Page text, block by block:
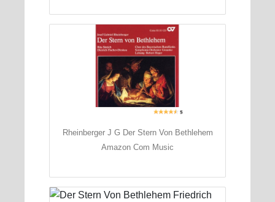
Rheinberger J G Der Stern Von Bethlehem
Amazon Com Music